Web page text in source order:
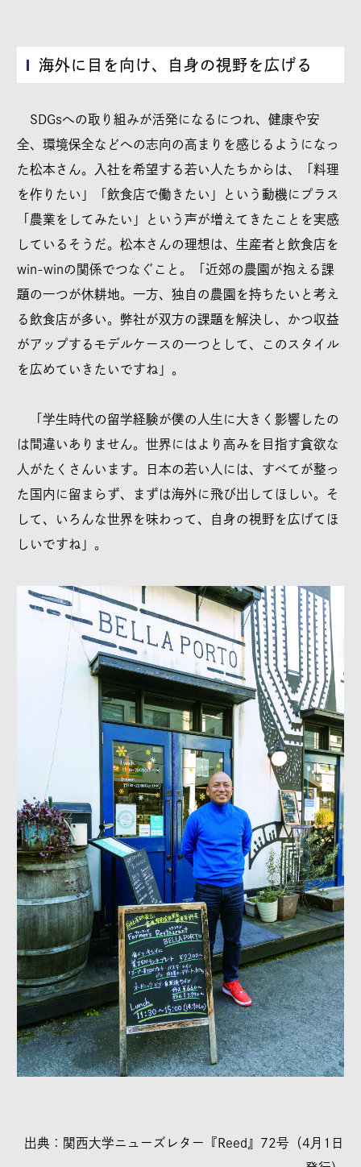
海外に目を向け、自身の視野を広げる
SDGsへの取り組みが活発になるにつれ、健康や安
全、環境保全などへの志向の高まりを感じるようになっ
た松本さん。入社を希望する若い人たちからは、「料理
を作りたい」「飲食店で働きたい」という動機にプラス
「農業をしてみたい」という声が増えてきたことを実感
しているそうだ。松本さんの理想は、生産者と飲食店を
win-winの関係でつなぐこと。「近郊の農園が抱える課
題の一つが休耕地。一方、独自の農園を持ちたいと考え
る飲食店が多い。弊社が双方の課題を解決し、かつ収益
がアップするモデルケースの一つとして、このスタイル
を広めていきたいですね」。
「学生時代の留学経験が僕の人生に大きく影響したの
は間違いありません。世界にはより高みを目指す貪欲な
人がたくさんいます。日本の若い人には、すべてが整っ
た国内に留まらず、まずは海外に飛び出してほしい。そ
して、いろんな世界を味わって、自身の視野を広げてほ
しいですね」。
出典：関西大学ニューズレター『Reed』72号（4月1日